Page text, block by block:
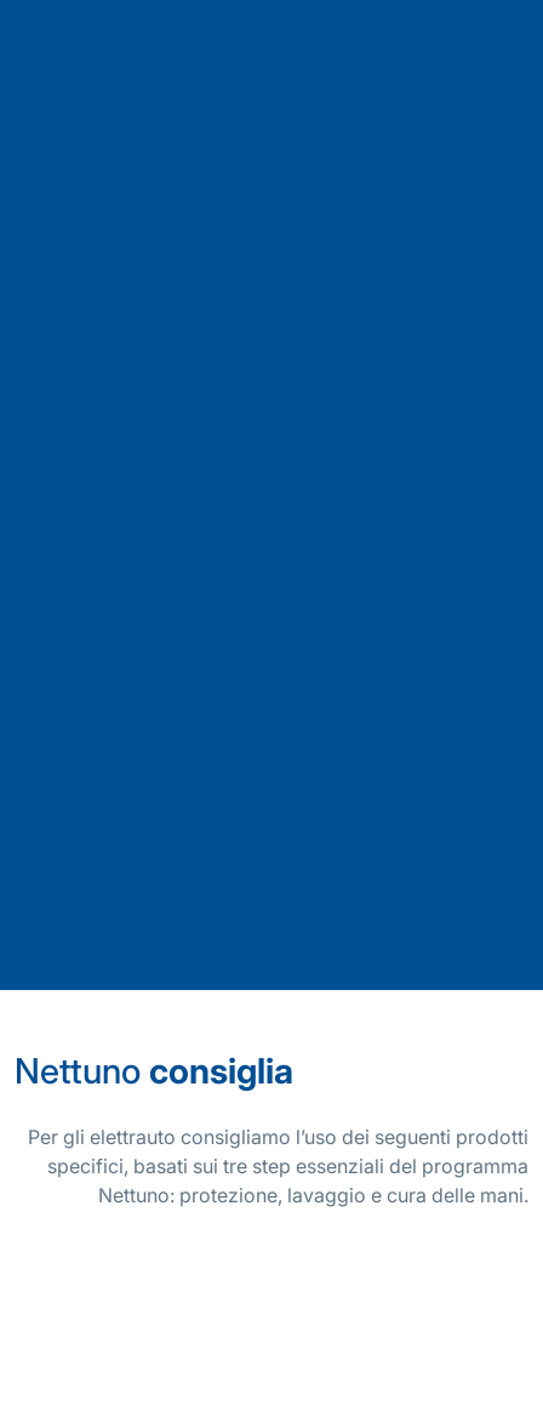
Nettuno consiglia
Per gli elettrauto consigliamo l’uso dei seguenti prodotti
specifici, basati sui tre step essenziali del programma
Nettuno: protezione, lavaggio e cura delle mani.